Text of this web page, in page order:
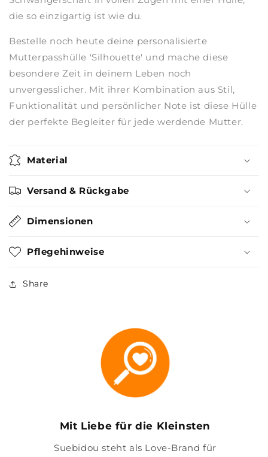
die so einzigartig ist wie du.
Bestelle noch heute deine personalisierte
Mutterpasshülle 'Silhouette' und mache diese
besondere Zeit in deinem Leben noch
unvergesslicher. Mit ihrer Kombination aus Stil,
Funktionalität und persönlicher Note ist diese Hülle
der perfekte Begleiter für jede werdende Mutter.
Material
Versand & Rückgabe
Dimensionen
Pflegehinweise
Share
Mit Liebe für die Kleinsten
Suebidou steht als Love-Brand für